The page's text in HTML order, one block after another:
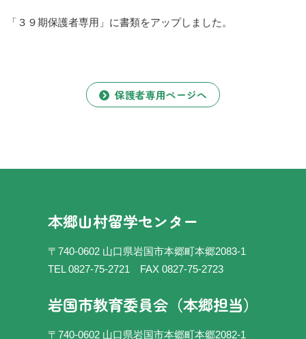
「３９期保護者専用」に書類をアップしました。
保護者専用ページへ
本郷山村留学センター
〒740-0602 山口県岩国市本郷町本郷2083-1
TEL 0827-75-2721 FAX 0827-75-2723
岩国市教育委員会（本郷担当）
〒740-0602 山口県岩国市本郷町本郷2082-1